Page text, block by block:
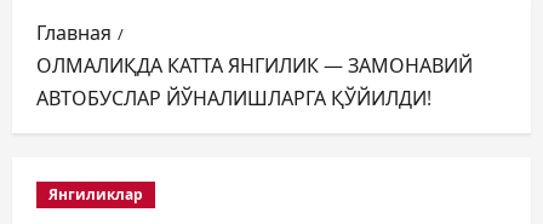
Главная
ОЛМАЛИҚДА КАТТА ЯНГИЛИК — ЗАМОНАВИЙ
АВТОБУСЛАР ЙЎНАЛИШЛАРГА ҚЎЙИЛДИ!
Янгиликлар